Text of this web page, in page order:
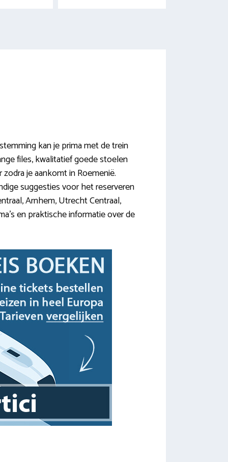
kan je prima met de trein
files, kwalitatief goede stoelen
je aankomt in Roemenië.
suggesties voor het reserveren
Arnhem, Utrecht Centraal,
en praktische informatie over de